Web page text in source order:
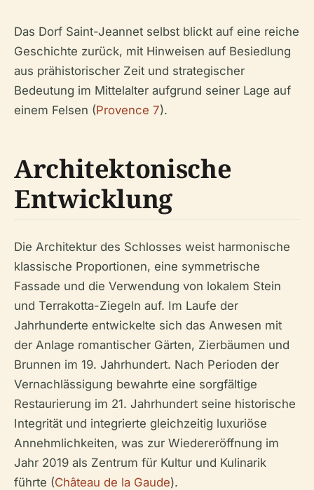
Das Dorf Saint-Jeannet selbst blickt auf eine reiche
Geschichte zurück, mit Hinweisen auf Besiedlung
aus prähistorischer Zeit und strategischer
Bedeutung im Mittelalter aufgrund seiner Lage auf
einem Felsen (Provence 7).
Architektonische
Entwicklung
Die Architektur des Schlosses weist harmonische
klassische Proportionen, eine symmetrische
Fassade und die Verwendung von lokalem Stein
und Terrakotta-Ziegeln auf. Im Laufe der
Jahrhunderte entwickelte sich das Anwesen mit
der Anlage romantischer Gärten, Zierbäumen und
Brunnen im 19. Jahrhundert. Nach Perioden der
Vernachlässigung bewahrte eine sorgfältige
Restaurierung im 21. Jahrhundert seine historische
Integrität und integrierte gleichzeitig luxuriöse
Annehmlichkeiten, was zur Wiedereröffnung im
Jahr 2019 als Zentrum für Kultur und Kulinarik
führte (Château de la Gaude).